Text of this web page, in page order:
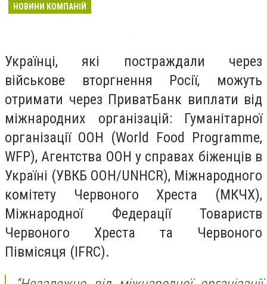
НОВИНИ КОМПАНІЙ
Українці, які постраждали через
військове вторгнення Росії, можуть
отримати через ПриватБанк виплати від
міжнародних організацій: Гуманітарної
організації ООН (World Food Programme,
WFP), Агентства ООН у справах біженців в
Україні (УВКБ ООН/UNHCR), Міжнародного
комітету Червоного Хреста (МКЧХ),
Міжнародної Федерації Товариств
Червоного Хреста та Червоного
Півмісяця (IFRC).